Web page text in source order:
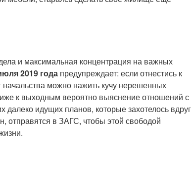
и максимальная концентрация на важных
2019 года предупреждает: если отнестись к
начальства можно нажить кучу нерешенных
к выходным вероятно выяснение отношений с
далеко идущих планов, которые захотелось вдруг
отправятся в ЗАГС, чтобы этой свободой